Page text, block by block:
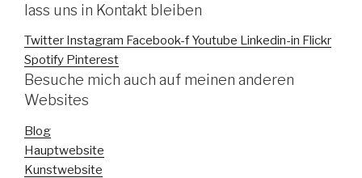
lass uns in Kontakt bleiben
Twitter Instagram Facebook-f Youtube Linkedin-in Flickr
Spotify Pinterest
Besuche mich auch auf meinen anderen
Websites
Blog
Hauptwebsite
Kunstwebsite